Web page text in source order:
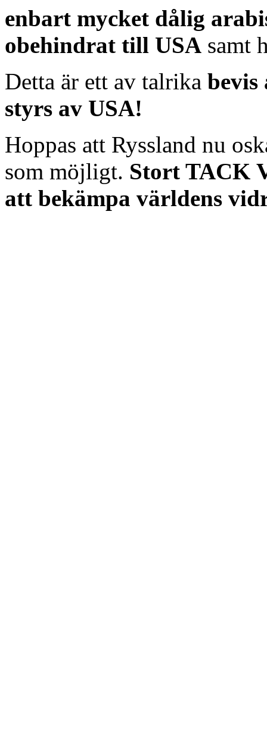
enbart mycket dålig
obehindrat till USA samt
Detta är ett av talrika bevis
styrs av USA!
Hoppas att Ryssland nu
som möjligt. Stort TACK
att bekämpa världens